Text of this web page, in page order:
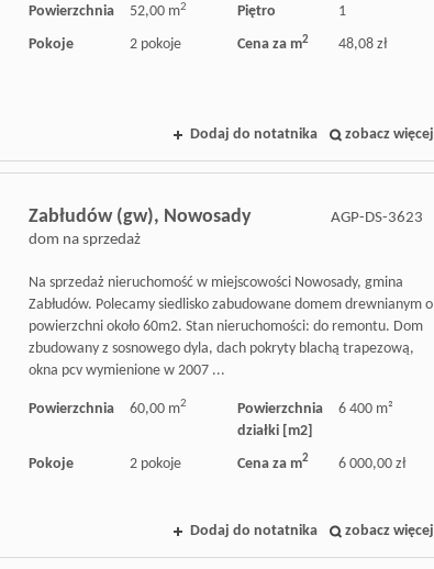
Powierzchnia 52,00 m2 Piętro
1
Pokoje
2 pokoje Cena za m2 48,08 zł
Dodaj do notatnika zobacz więcej
Zabłudów (gw), Nowosady
dom na sprzedaż
AGP-DS-3623
Na sprzedaż nieruchomość w miejscowości Nowosady, gmina
Zabłudów. Polecamy siedlisko zabudowane domem drewnianym o
powierzchni około 60m2. Stan nieruchomości: do remontu. Dom
zbudowany z sosnowego dyla, dach pokryty blachą trapezową,
okna pcv wymienione w 2007 ...
Powierzchnia 60,00 m2
Powierzchnia
działki [m2]
6 400 m²
Pokoje 2 pokoje Cena za m2 6 000,00 zł
Dodaj do notatnika zobacz więcej